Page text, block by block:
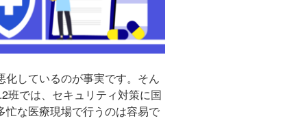
しているのが事実です。そん
班では、セキュリティ対策に国
忙な医療現場で行うのは容易で